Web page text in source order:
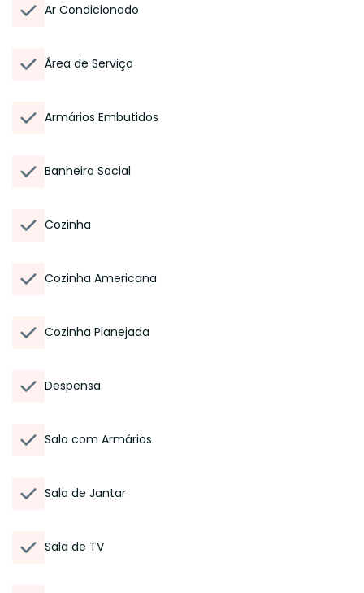
Ar Condicionado
Área de Serviço
Armários Embutidos
Banheiro Social
Cozinha
Cozinha Americana
Cozinha Planejada
Despensa
Sala com Armários
Sala de Jantar
Sala de TV